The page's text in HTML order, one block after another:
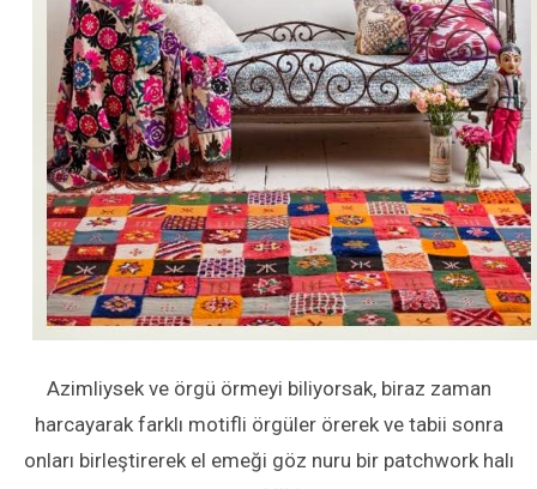
Azimliysek ve örgü örmeyi biliyorsak, biraz zaman
harcayarak farklı motifli örgüler örerek ve tabii sonra
onları birleştirerek el emeği göz nuru bir patchwork halı